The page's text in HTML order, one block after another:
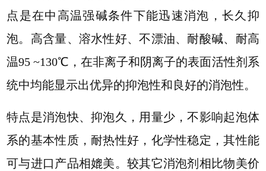
点是在中高温强碱条件下能迅速消泡，长久抑
泡。高含量、溶水性好、不漂油、耐酸碱、耐高
温95 ~130℃，在非离子和阴离子的表面活性剂系
统中均能显示出优异的抑泡性和良好的消泡性。
特点是消泡快、抑泡久，用量少，不影响起泡体
系的基本性质，耐热性好，化学性稳定，其性能
可与进口产品相媲美。较其它消泡剂相比物美价